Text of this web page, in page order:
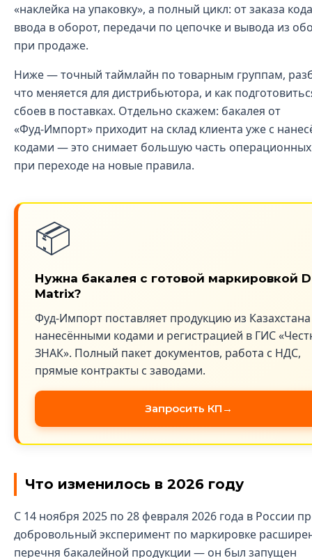
«наклейка на упаковку», а полный цикл: от заказа
ввода в оборот, передачи по цепочке и вывода из
при продаже.
Ниже — точный таймлайн по товарным группам,
что меняется для дистрибьютора, и как
сбоев в поставках. Отдельно скажем: бакалея от
«Фуд‑Импорт» приходит на склад клиента уже с
кодами — это снимает большую часть
при переходе на новые правила.
📦
Нужна бакалея с готовой маркировкой
Matrix?
Фуд-Импорт поставляет продукцию из Казахстана
нанесёнными кодами и регистрацией в ГИС
ЗНАК». Полный пакет документов, работа с НДС,
прямые контракты с заводами.
Запросить КП
Что изменилось в 2026 году
С 14 ноября 2025 по 28 февраля 2026 года в России
добровольный эксперимент по маркировке
перечня бакалейной продукции — он был запущен